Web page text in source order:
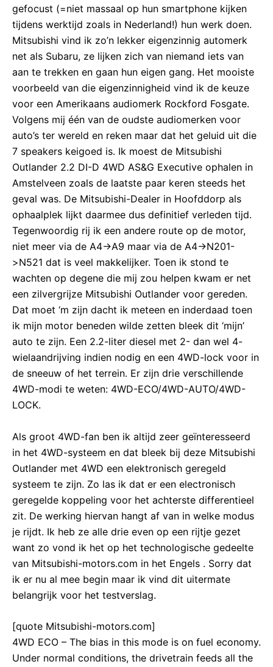
gefocust (=niet massaal op hun smartphone kijken
tijdens werktijd zoals in Nederland!) hun werk doen.
Mitsubishi vind ik zo’n lekker eigenzinnig automerk
net als Subaru, ze lijken zich van niemand iets van
aan te trekken en gaan hun eigen gang. Het mooiste
voorbeeld van die eigenzinnigheid vind ik de keuze
voor een Amerikaans audiomerk Rockford Fosgate.
Volgens mij één van de oudste audiomerken voor
auto’s ter wereld en reken maar dat het geluid uit die
7 speakers keigoed is. Ik moest de Mitsubishi
Outlander 2.2 DI-D 4WD AS&G Executive ophalen in
Amstelveen zoals de laatste paar keren steeds het
geval was. De Mitsubishi-Dealer in Hoofddorp als
ophaalplek lijkt daarmee dus definitief verleden tijd.
Tegenwoordig rij ik een andere route op de motor,
niet meer via de A4->A9 maar via de A4->N201-
>N521 dat is veel makkelijker. Toen ik stond te
wachten op degene die mij zou helpen kwam er net
een zilvergrijze Mitsubishi Outlander voor gereden.
Dat moet ‘m zijn dacht ik meteen en inderdaad toen
ik mijn motor beneden wilde zetten bleek dit ‘mijn’
auto te zijn. Een 2.2-liter diesel met 2- dan wel 4-
wielaandrijving indien nodig en een 4WD-lock voor in
de sneeuw of het terrein. Er zijn drie verschillende
4WD-modi te weten: 4WD-ECO/4WD-AUTO/4WD-
LOCK.
Als groot 4WD-fan ben ik altijd zeer geïnteresseerd
in het 4WD-systeem en dat bleek bij deze Mitsubishi
Outlander met 4WD een elektronisch geregeld
systeem te zijn. Zo las ik dat er een electronisch
geregelde koppeling voor het achterste differentieel
zit. De werking hiervan hangt af van in welke modus
je rijdt. Ik heb ze alle drie even op een rijtje gezet
want zo vond ik het op het technologische gedeelte
van Mitsubishi-motors.com in het Engels . Sorry dat
ik er nu al mee begin maar ik vind dit uitermate
belangrijk voor het testverslag.
[quote Mitsubishi-motors.com]
4WD ECO – The bias in this mode is on fuel economy.
Under normal conditions, the drivetrain feeds all the